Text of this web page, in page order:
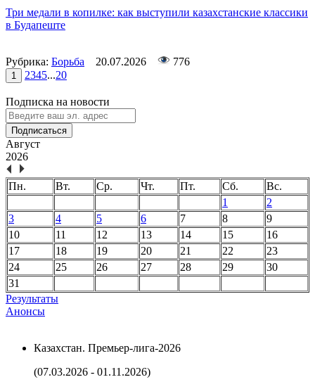
Три медали в копилке: как выступили казахстанские классики
в Будапеште
Рубрика: Борьба 20.07.2026 776
1 2345...20
Подписка на новости
Подписаться
Август
2026
Пн. Вт. Ср. Чт. Пт. Сб.
Вс.
1
2
3
4 5 6 7 8
9
10
11 12 13 14 15
16
17
18 19 20 21 22
23
24
25 26 27 28 29
30
31
Результаты
Анонсы
Казахстан. Премьер-лига-2026
(07.03.2026 - 01.11.2026)